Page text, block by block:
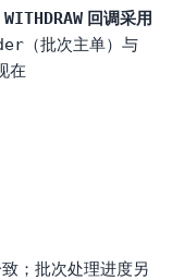
WITHDRAW 回调采用
（批次主单）与
在
；批次处理进度另